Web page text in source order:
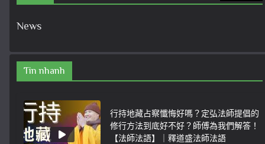
News
Tin nhanh
行持地藏占察懺悔好嗎？定弘法師提倡的
修行方法到底好不好？師傅為我們解答！
【法師法語】｜釋道盛法師法語